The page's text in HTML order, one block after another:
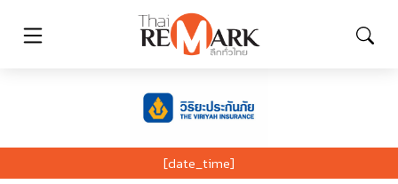
[date_time]